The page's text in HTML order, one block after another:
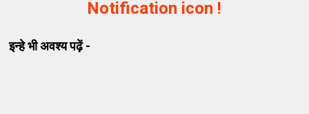
Notification icon !
इन्हे भी अवश्य पढ़ें -